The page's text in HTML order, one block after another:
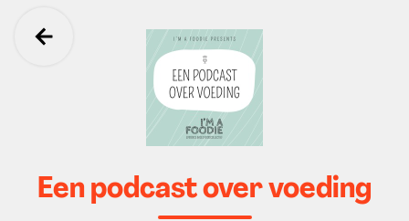
Ga terug
Een podcast over voeding